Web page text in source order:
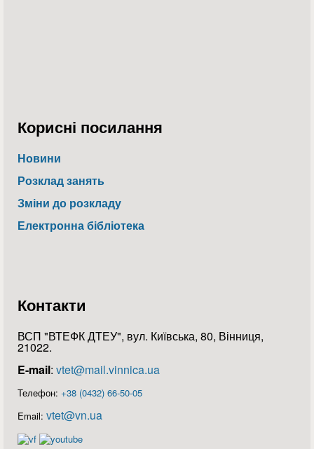
Корисні посилання
Новини
Розклад занять
Зміни до розкладу
Електронна бібліотека
Контакти
ВСП "ВТЕФК ДТЕУ", вул. Київська, 80, Вінниця,
21022.
E-mail: vtet@mail.vinnica.ua
Телефон: +38 (0432) 66-50-05
Email: vtet@vn.ua